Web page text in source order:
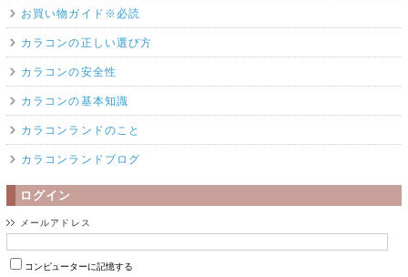
お買い物ガイド※必読
カラコンの正しい選び方
カラコンの安全性
カラコンの基本知識
カラコンランドのこと
カラコンランドブログ
ログイン
メールアドレス
コンピューターに記憶する